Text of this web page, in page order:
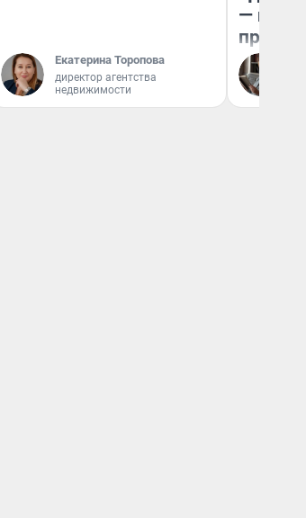
Екатерина Торопова
директор агентства
недвижимости
—